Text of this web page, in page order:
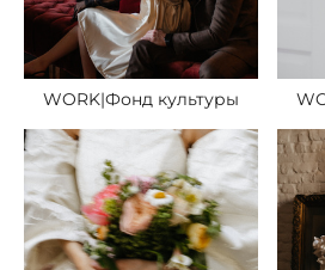
WORK|Фонд культуры